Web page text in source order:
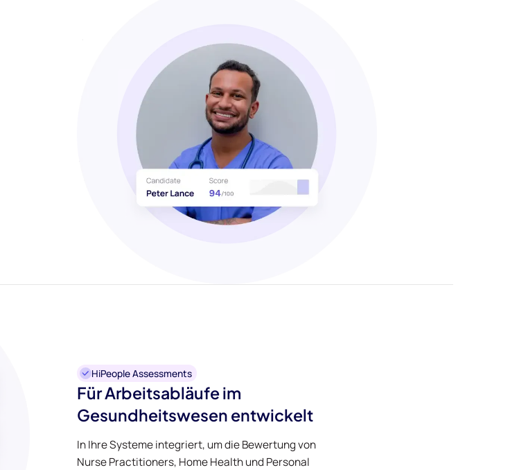
HiPeople Assessments
Für Arbeitsabläufe im
Gesundheitswesen entwickelt
In Ihre Systeme integriert, um die Bewertung von
Nurse Practitioners, Home Health und Personal